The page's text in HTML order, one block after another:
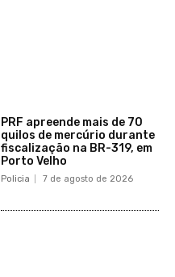
PRF apreende mais de 70
quilos de mercúrio durante
fiscalização na BR-319, em
Porto Velho
Policia 7 de agosto de 2026